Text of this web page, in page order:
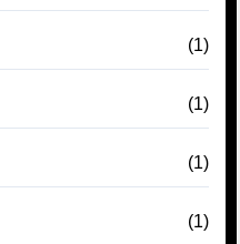
(1)
(1)
(1)
(1)